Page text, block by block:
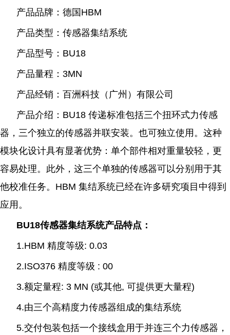
产品品牌：德国HBM
产品类型：传感器集结系统
产品型号：BU18
产品量程：3MN
产品经销：百洲科技（广州）有限公司
产品介绍：BU18 传递标准包括三个扭环式力传感
器，三个独立的传感器并联安装。也可独立使用。这种
模块化设计具有显著优势：单个部件相对重量较轻，更
容易处理。此外，这三个单独的传感器可以分别用于其
他校准任务。HBM 集结系统已经在许多研究项目中得到
应用。
BU18传感器集结系统产品特点：
1.HBM 精度等级: 0.03
2.ISO376 精度等级 : 00
3.额定量程: 3 MN (或其他, 可提供更大量程)
4.由三个高精度力传感器组成的集结系统
5.交付包装包括一个接线盒用于并连三个力传感器，